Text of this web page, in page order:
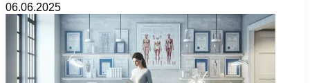
06.06.2025